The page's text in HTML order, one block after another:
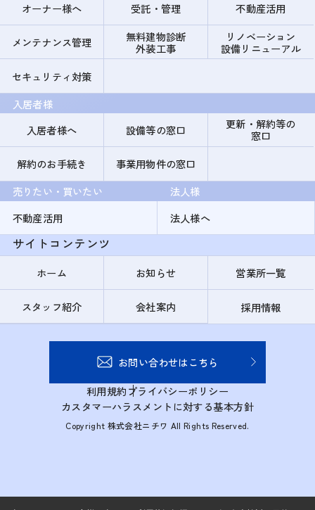
オーナー様へ
受託・管理 不動産活用
メンテナンス管理
無料建物診断
外装工事
リノベーション
設備リニューアル
セキュリティ対策
入居者様
入居者様へ
設備等の窓口
更新・解約等の
窓口
解約のお手続き
事業用物件の窓口
売りたい・買いたい
不動産活用
法人様
法人様へ
サイトコンテンツ
ホーム お知らせ 営業所一覧
スタッフ紹介 会社案内 採用情報
お問い合わせはこちら
利用規約プライバシーポリシー
カスタマーハラスメントに対する基本方針
Copyright 株式会社ニチワ All Rights Reserved.